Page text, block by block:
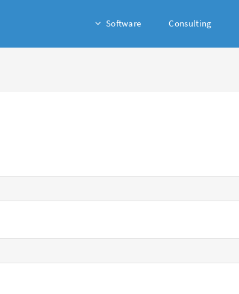
Software Consulting